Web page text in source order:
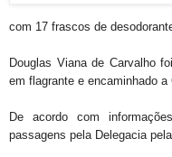
com 17 frascos de
Douglas Viana de Carvalho
em flagrante e encaminhado a
De acordo com
passagens pela Delegacia